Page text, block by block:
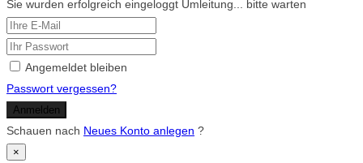
Sie wurden erfolgreich eingeloggt Umleitung... bitte warten
Angemeldet bleiben
Passwort vergessen?
Anmelden
Schauen nach Neues Konto anlegen ?
×